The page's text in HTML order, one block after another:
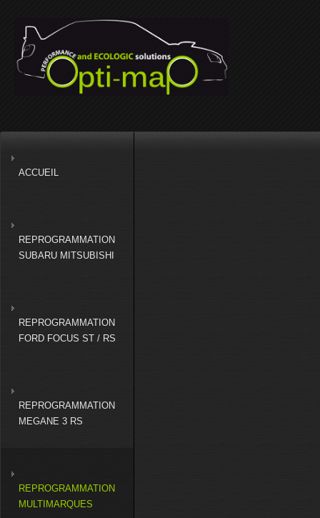
ACCUEIL
REPROGRAMMATION
SUBARU MITSUBISHI
REPROGRAMMATION
FORD FOCUS ST / RS
REPROGRAMMATION
MEGANE 3 RS
REPROGRAMMATION
MULTIMARQUES